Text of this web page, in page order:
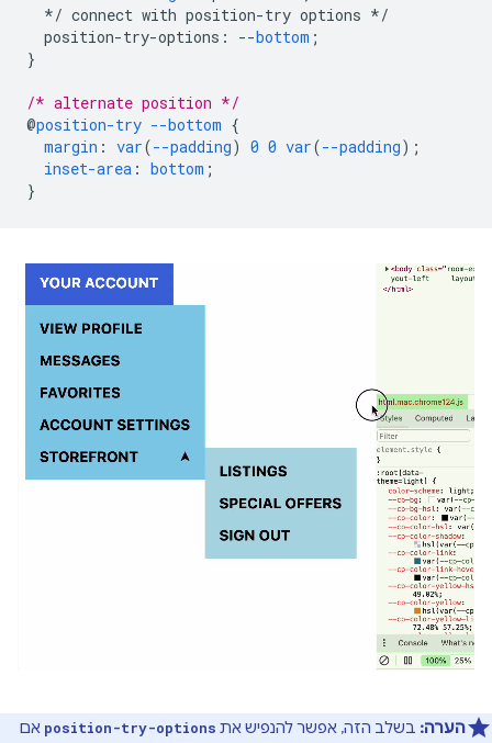
*/ connect with position-try options */
position-try-options : --bottom ;
}
/* alternate position */
@position-try --bottom {
margin : var(--padding) 0 0 var(--padding);
inset-area : bottom ;
}
הערה: בשלב הזה, אפשר להנפיש את position-try-options אם